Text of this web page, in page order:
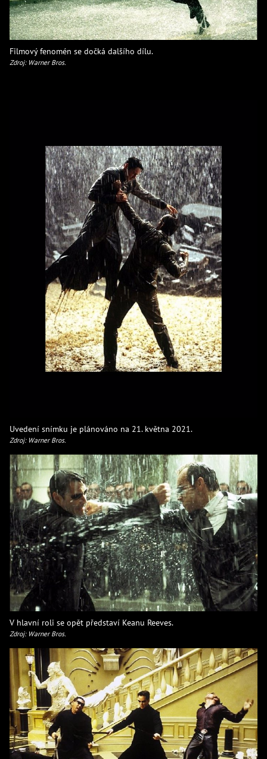
Filmový fenomén se dočká dalšího dílu.
Zdroj: Warner Bros.
Uvedení snímku je plánováno na 21. května 2021.
Zdroj: Warner Bros.
V hlavní roli se opět představí Keanu Reeves.
Zdroj: Warner Bros.